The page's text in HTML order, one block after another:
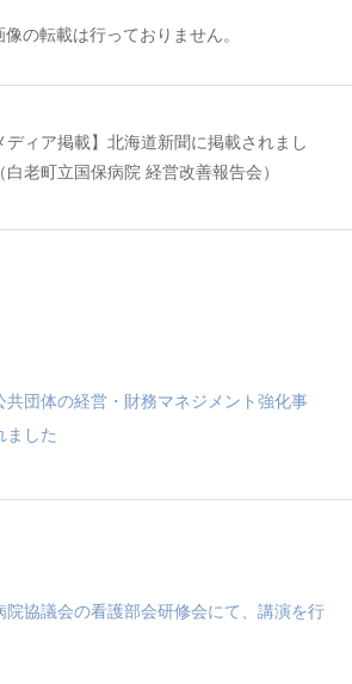
の転載は行っておりません。
ディア掲載】北海道新聞に掲載されまし
白老町立国保病院 経営改善報告会）
共団体の経営・財務マネジメント強化事
ました
院協議会の看護部会研修会にて、講演を行